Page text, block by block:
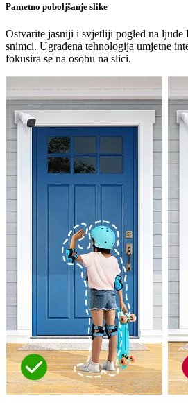
Pametno poboljšanje slike
Ostvarite jasniji i svjetliji pogled na ljude
snimci. Ugrađena tehnologija umjetne
fokusira se na osobu na slici.